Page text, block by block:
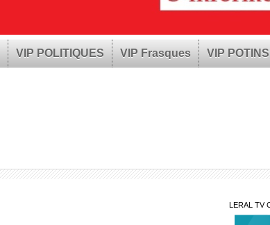
VIP POLITIQUES VIP Frasques VIP POTINS
LERAL TV